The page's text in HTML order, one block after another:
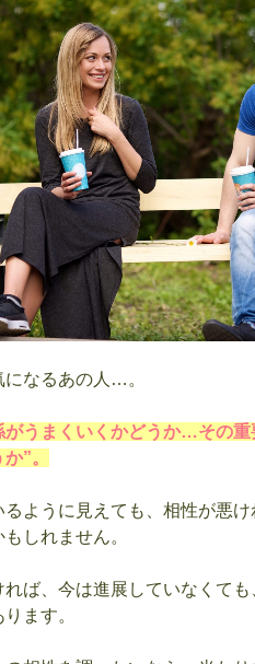
コ
レ！
好
き
な
女
性
に
し
が
ち
な
行
LINE”
なるあの人…。
がうまくいくかどうか…その重
”。
るように見えても、相性が悪
しれません。
ば、今は進展していなくて
ます。